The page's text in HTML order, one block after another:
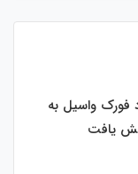
فورک واسیل به